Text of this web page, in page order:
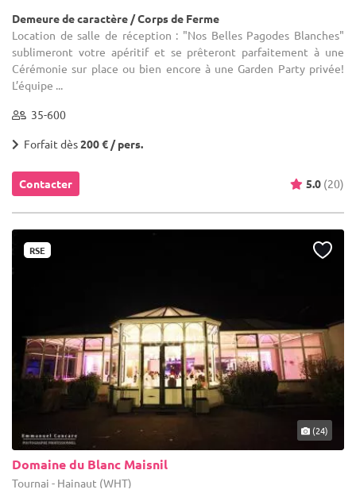
Demeure de caractère / Corps de Ferme
Location de salle de réception : "Nos Belles Pagodes Blanches"
sublimeront votre apéritif et se prêteront parfaitement à une
Cérémonie sur place ou bien encore à une Garden Party privée!
L’équipe ...
35-600
Forfait dès200 € / pers.
Contacter 5.0 (20)
RSE
(24)
Domaine du Blanc Maisnil
Tournai - Hainaut (WHT)